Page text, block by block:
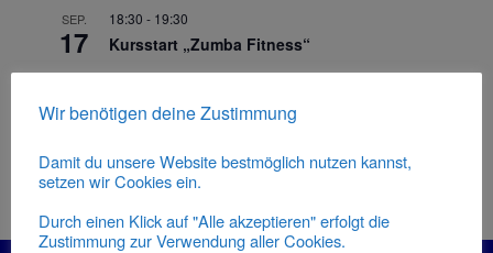
SEP.
17
18:30 - 19:30
Kursstart „Zumba Fitness“
17 Kursstart „Pilates“
Kalender anzeigen
Wir benötigen deine Zustimmung
Damit du unsere Website bestmöglich nutzen kannst,
setzen wir Cookies ein.
Durch einen Klick auf "Alle akzeptieren" erfolgt die
Zustimmung zur Verwendung aller Cookies.